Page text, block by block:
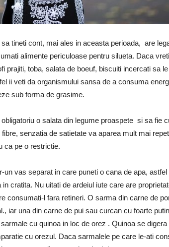
tineti cont, mai ales in aceasta perioada, are
alimente periculoase pentru silueta. Daca
prajiti, toba, salata de boeuf, biscuiti incercati sa
ii veti da organismului sansa de a consuma
sub forma de grasime.
o salata din legume proaspete si sa fie
senzatia de satietate va aparea mult mai
ca pe o restrictie.
vas separat in care puneti o cana de apa, astfel
cratita. Nu uitati de ardeiul iute care are
consumati-l fara retineri. O sarma din carne de
iar una din carne de pui sau curcan cu foarte
cu quinoa in loc de orez . Quinoa se
cu orezul. Daca sarmalele pe care le-ati